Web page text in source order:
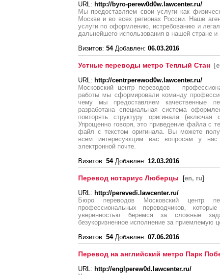
URL: http://byro-perew0d0w.lawcenter.ru/
Мы предоставляем свои услуги как
Москве и во всех регионах России. Наше
услуги по оформлению, истребованию и
дальнейшего использования в нашей стране и
Визитов: 54Добавлен: 06.03.2016
Устные переводы метро Теплый Стан [
URL: http://centrperewod0w.lawcenter.ru/
Московский центр переводов –
работы мы сформировали команду
чему мы предоставляем качественные
разработана специальная система
повторять структуру оригинала
Упрощенно говоря, это приведение файла с
файл с текстом оригинала. Вы можете
всем интересующим вас вопросам у
электронной почте.
Визитов: 54Добавлен: 12.03.2016
Перевод нотариус Люберцы [en, ru]
URL: http://perevedi.lawcenter.ru/
Бюро переводов Московский центр
профессиональных переводчиков,
уверенностью беремся за сложные
безукоризненное исполнение за приемлемую
Визитов: 54Добавлен: 07.06.2016
Перевод на английский метро Парк
URL: http://englperew0d.lawcenter.ru/